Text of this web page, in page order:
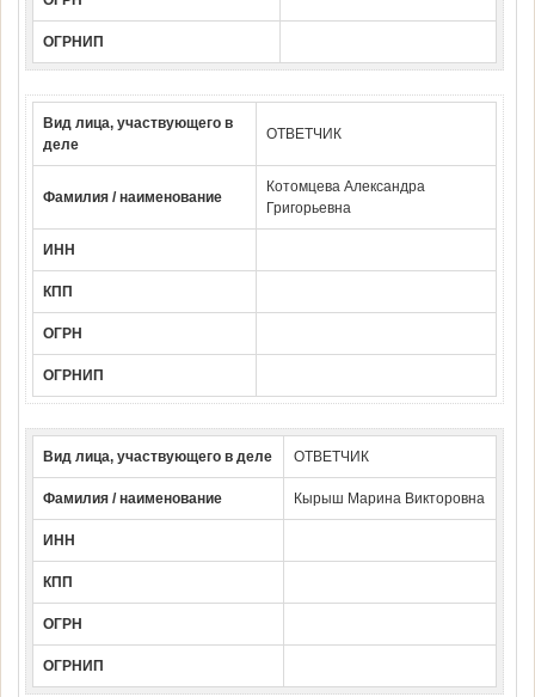
ОГРНИП
Вид лица, участвующего в
деле
ОТВЕТЧИК
Фамилия / наименование
Котомцева Александра
Григорьевна
ИНН
КПП
ОГРН
ОГРНИП
Вид лица, участвующего в деле ОТВЕТЧИК
Фамилия / наименование Кырыш Марина Викторовна
ИНН
КПП
ОГРН
ОГРНИП